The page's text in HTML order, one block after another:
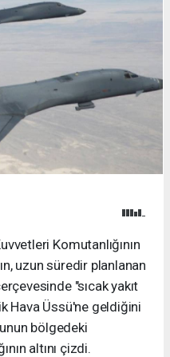
Komutanlığının
uzun süredir planlanan
"sıcak yakıt
Hava Üssü'ne geldiğini
bölgedeki
altını çizdi.